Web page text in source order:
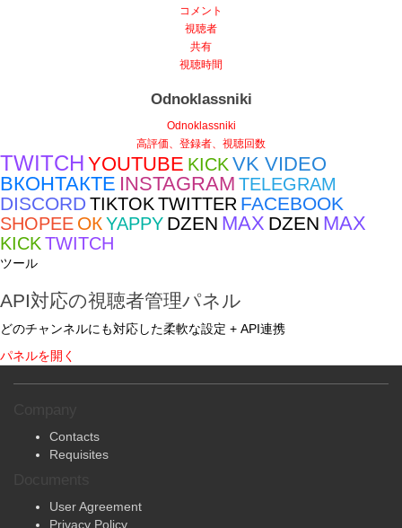
コメント
視聴者
共有
視聴時間
Odnoklassniki
Odnoklassniki
高評価、登録者、視聴回数
TWITCH YOUTUBE KICK VK VIDEO
ВКОНТАКТЕ INSTAGRAM TELEGRAM
DISCORD TIKTOK TWITTER FACEBOOK
SHOPEE ОКYAPPY DZEN MAX DZEN MAX
KICK TWITCH
ツール
API対応の視聴者管理パネル
どのチャンネルにも対応した柔軟な設定 + API連携
パネルを開く
Contacts
Requisites
User Agreement
Privacy Policy